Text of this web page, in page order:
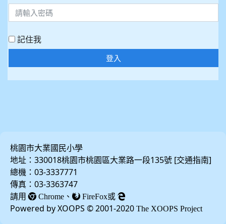
記住我
登入
桃園市大業國民小學
地址：330018桃園市桃園區大業路一段135號 [交通指南]
總機：03-3337771
傳真：03-3363747
請用
Chrome 、 FireFox或
Powered by XOOPS © 2001-2020 The XOOPS Project